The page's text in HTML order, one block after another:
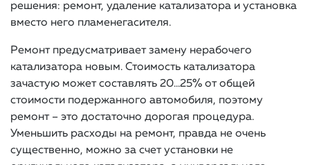
решения: ремонт, удаление катализатора и установка
вместо него пламенегасителя.
Ремонт предусматривает замену нерабочего
катализатора новым. Стоимость катализатора
зачастую может составлять 20…25% от общей
стоимости подержанного автомобиля, поэтому
ремонт – это достаточно дорогая процедура.
Уменьшить расходы на ремонт, правда не очень
существенно, можно за счет установки не